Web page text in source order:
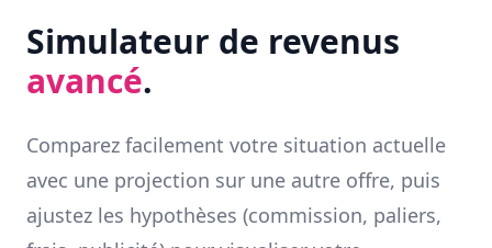
Simulateur de revenus
avancé.
Comparez facilement votre situation actuelle
avec une projection sur une autre offre, puis
ajustez les hypothèses (commission, paliers,